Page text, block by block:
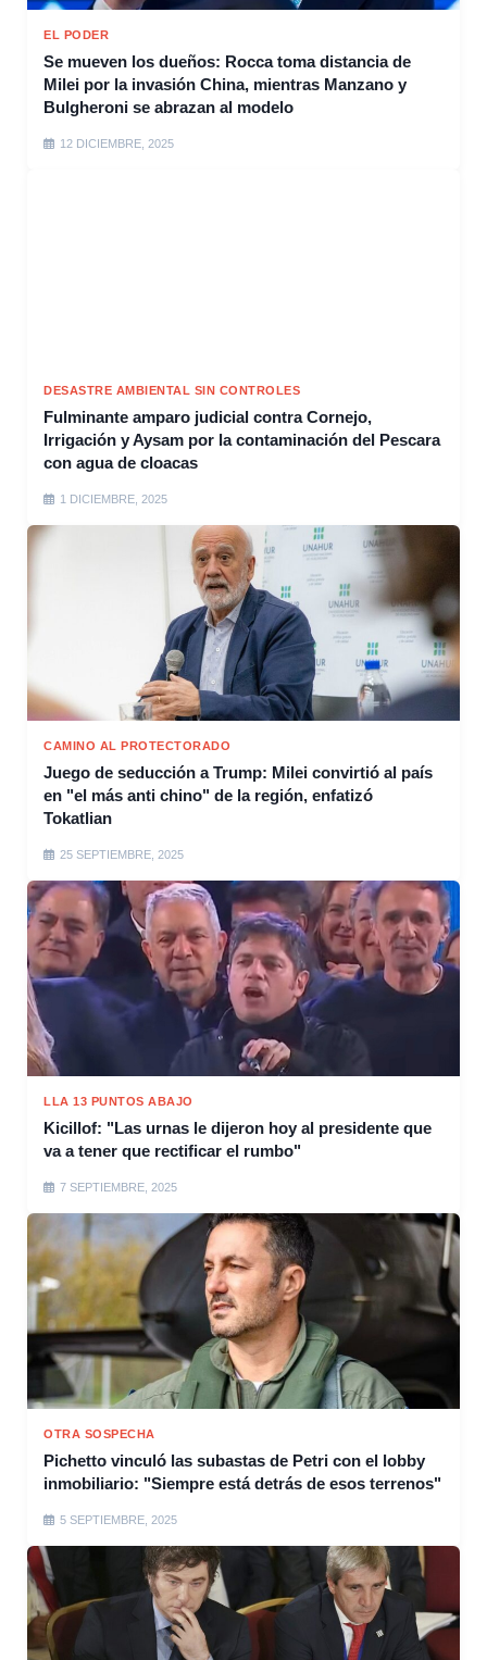
EL PODER
Se mueven los dueños: Rocca toma distancia de
Milei por la invasión China, mientras Manzano y
Bulgheroni se abrazan al modelo
12 DICIEMBRE, 2025
DESASTRE AMBIENTAL SIN CONTROLES
Fulminante amparo judicial contra Cornejo,
Irrigación y Aysam por la contaminación del Pescara
con agua de cloacas
1 DICIEMBRE, 2025
CAMINO AL PROTECTORADO
Juego de seducción a Trump: Milei convirtió al país
en "el más anti chino" de la región, enfatizó
Tokatlian
25 SEPTIEMBRE, 2025
LLA 13 PUNTOS ABAJO
Kicillof: "Las urnas le dijeron hoy al presidente que
va a tener que rectificar el rumbo"
7 SEPTIEMBRE, 2025
OTRA SOSPECHA
Pichetto vinculó las subastas de Petri con el lobby
inmobiliario: "Siempre está detrás de esos terrenos"
5 SEPTIEMBRE, 2025